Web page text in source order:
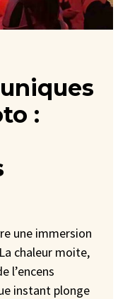
:
une immersion
chaleur moite,
l’encens
instant plonge